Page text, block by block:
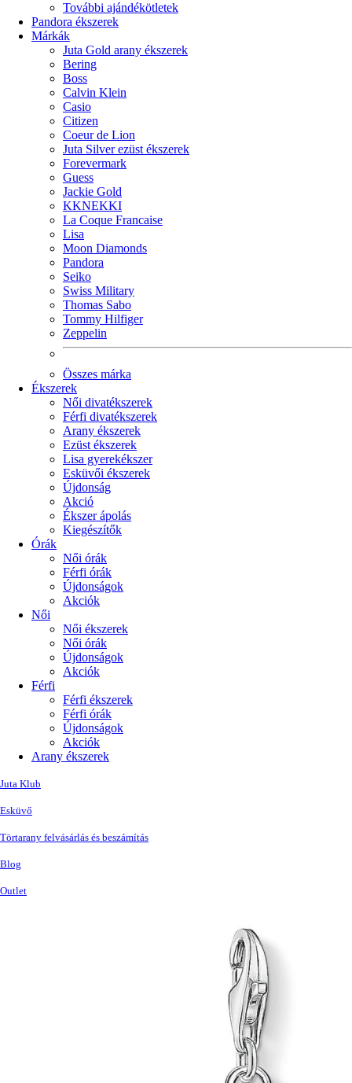
További ajándékötletek
Pandora ékszerek
Márkák
Juta Gold arany ékszerek
Bering
Boss
Calvin Klein
Casio
Citizen
Coeur de Lion
Juta Silver ezüst ékszerek
Forevermark
Guess
Jackie Gold
KKNEKKI
La Coque Francaise
Lisa
Moon Diamonds
Pandora
Seiko
Swiss Military
Thomas Sabo
Tommy Hilfiger
Zeppelin
Összes márka
Ékszerek
Női divatékszerek
Férfi divatékszerek
Arany ékszerek
Ezüst ékszerek
Lisa gyerekékszer
Esküvői ékszerek
Újdonság
Akció
Ékszer ápolás
Kiegészítők
Órák
Női órák
Férfi órák
Újdonságok
Akciók
Női
Női ékszerek
Női órák
Újdonságok
Akciók
Férfi
Férfi ékszerek
Férfi órák
Újdonságok
Akciók
Arany ékszerek
Juta Klub
Esküvő
Törtarany felvásárlás és beszámítás
Blog
Outlet